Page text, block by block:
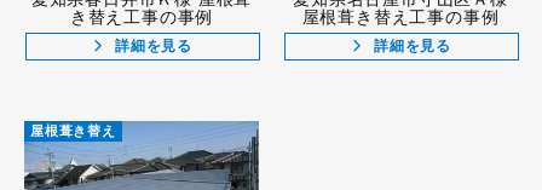
き替え工事の事例
詳細を見る
屋根葺き替え工事の事例
詳細を見る
屋根葺き替え